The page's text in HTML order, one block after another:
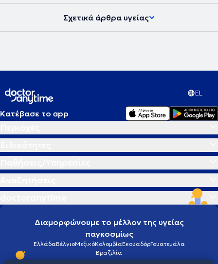
Σχετικά άρθρα υγείας
EL
Κατέβασε το app
Διαμορφώνουμε το μέλλον της υγείας
παγκοσμίως
ΕλλάδαΒέλγιοΜεξικόΚολομβίαΕκουαδόρΓουατεμάλα
Βραζιλία